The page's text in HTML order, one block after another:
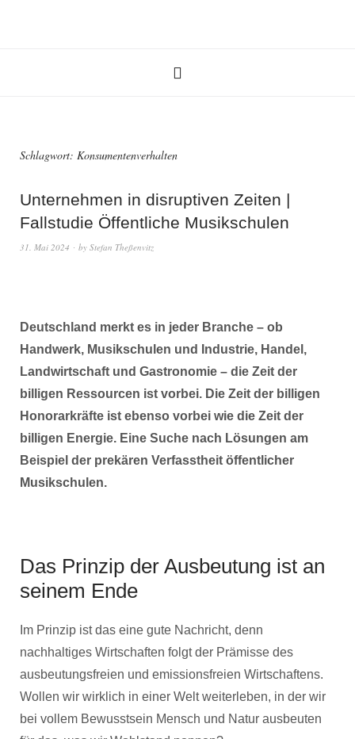
Schlagwort: Konsumentenverhalten
Unternehmen in disruptiven Zeiten |
Fallstudie Öffentliche Musikschulen
31. Mai 2024 by Stefan Theßenvitz
Deutschland merkt es in jeder Branche – ob
Handwerk, Musikschulen und Industrie, Handel,
Landwirtschaft und Gastronomie – die Zeit der
billigen Ressourcen ist vorbei. Die Zeit der billigen
Honorarkräfte ist ebenso vorbei wie die Zeit der
billigen Energie. Eine Suche nach Lösungen am
Beispiel der prekären Verfasstheit öffentlicher
Musikschulen.
Das Prinzip der Ausbeutung ist an
seinem Ende
Im Prinzip ist das eine gute Nachricht, denn
nachhaltiges Wirtschaften folgt der Prämisse des
ausbeutungsfreien und emissionsfreien Wirtschaftens.
Wollen wir wirklich in einer Welt weiterleben, in der wir
bei vollem Bewusstsein Mensch und Natur ausbeuten